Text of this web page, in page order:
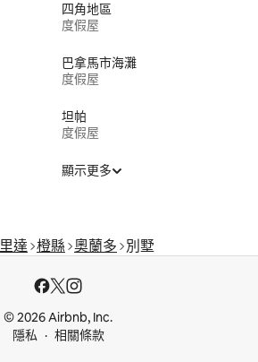
四角地區
度假屋
巴拿馬市海灘
度假屋
坦帕
度假屋
顯示更多
達 橙縣 奧蘭多 別墅
© 2026 Airbnb, Inc.
隱私
相關條款